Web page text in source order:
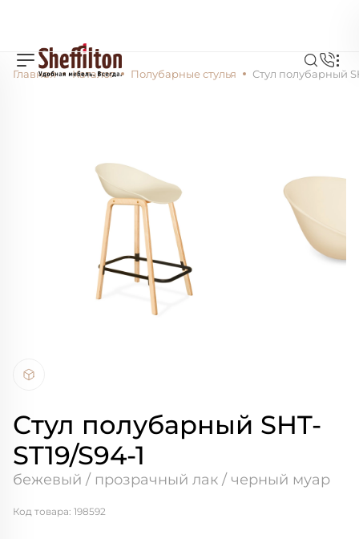
Главная Каталог Полубарные стулья Стул полубарный
Стул полубарный SHT-
ST19/S94-1
бежевый / прозрачный лак / черный муар
Код товара: 198592